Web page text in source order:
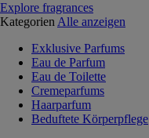
Explore fragrances
Kategorien Alle anzeigen
Exklusive Parfums
Eau de Parfum
Eau de Toilette
Cremeparfums
Haarparfum
Beduftete Körperpflege